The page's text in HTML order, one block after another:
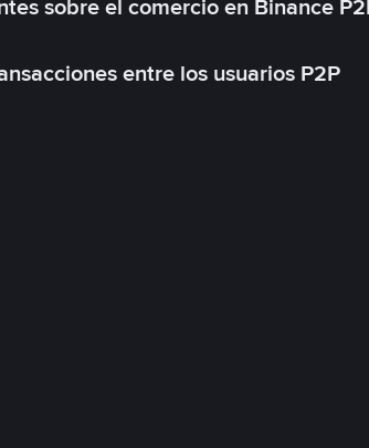
sobre el comercio en Binance
entre los usuarios P2P